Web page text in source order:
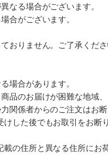
なる場合がございます。
合がございます。
おりません。ご了承くださ
場合があります。
のお届けが困難な地域
関係者からのご注文はお
した後でもお取引をお断
の住所と異なる住所に